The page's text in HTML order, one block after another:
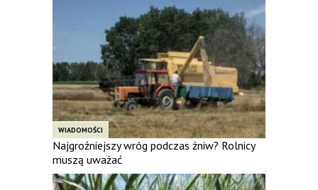
WIADOMOŚCI
Najgroźniejszy wróg podczas żniw? Rolnicy
muszą uważać